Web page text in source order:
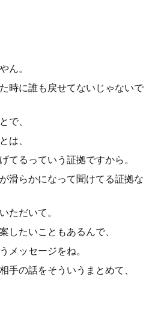
ん。
時に誰も戻せてないじゃないで
で、
は、
てるっていう証拠ですから。
滑らかになって聞けてる証拠な
ただいて。
したいこともあるんで、
メッセージをね。
手の話をそういうまとめて、